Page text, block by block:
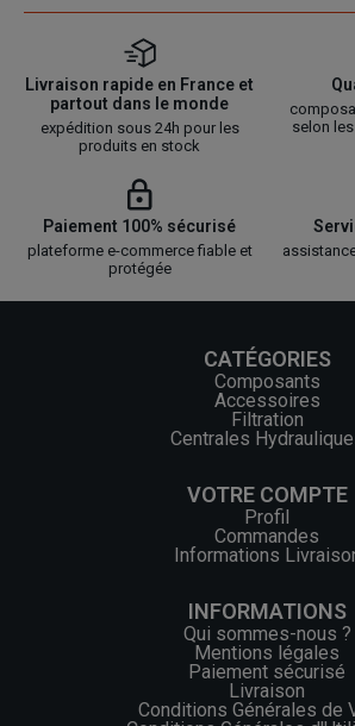
Livraison rapide en France et
partout dans le monde
expédition sous 24h pour les
produits en stock
selon
Paiement 100% sécurisé
plateforme e-commerce fiable et
protégée
CATÉGORIES
Composants
Accessoires
Filtration
Centrales
VOTRE COMPTE
Profil
Commandes
Informations
INFORMATIONS
Qui sommes-nous ?
Mentions légales
Paiement sécurisé
Livraison
Conditions Générales de